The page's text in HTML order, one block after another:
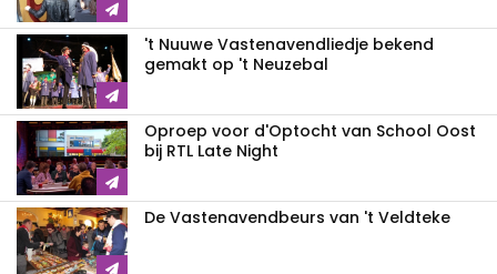
't Nuuwe Vastenavendliedje bekend
gemakt op 't Neuzebal
Oproep voor d'Optocht van School Oost
bij RTL Late Night
De Vastenavendbeurs van 't Veldteke